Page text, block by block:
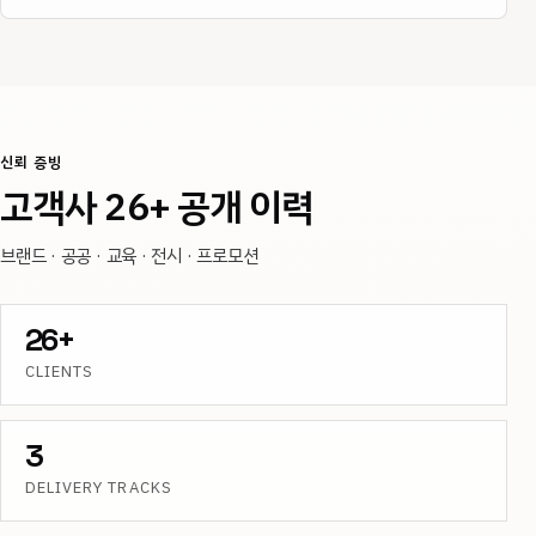
신뢰 증빙
고객사 26+ 공개 이력
브랜드 · 공공 · 교육 · 전시 · 프로모션
26+
CLIENTS
3
DELIVERY TRACKS